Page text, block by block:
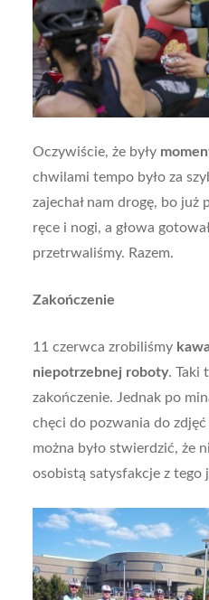
Oczywiście, że były
chwilami tempo było za
zajechał nam drogę, bo już
ręce i nogi, a głowa
przetrwaliśmy. Razem.
Zakończenie
11 czerwca zrobiliśmy
niepotrzebnej roboty. Taki
zakończenie. Jednak po
chęci do pozwania do
można było stwierdzić, że
osobistą satysfakcje z tego